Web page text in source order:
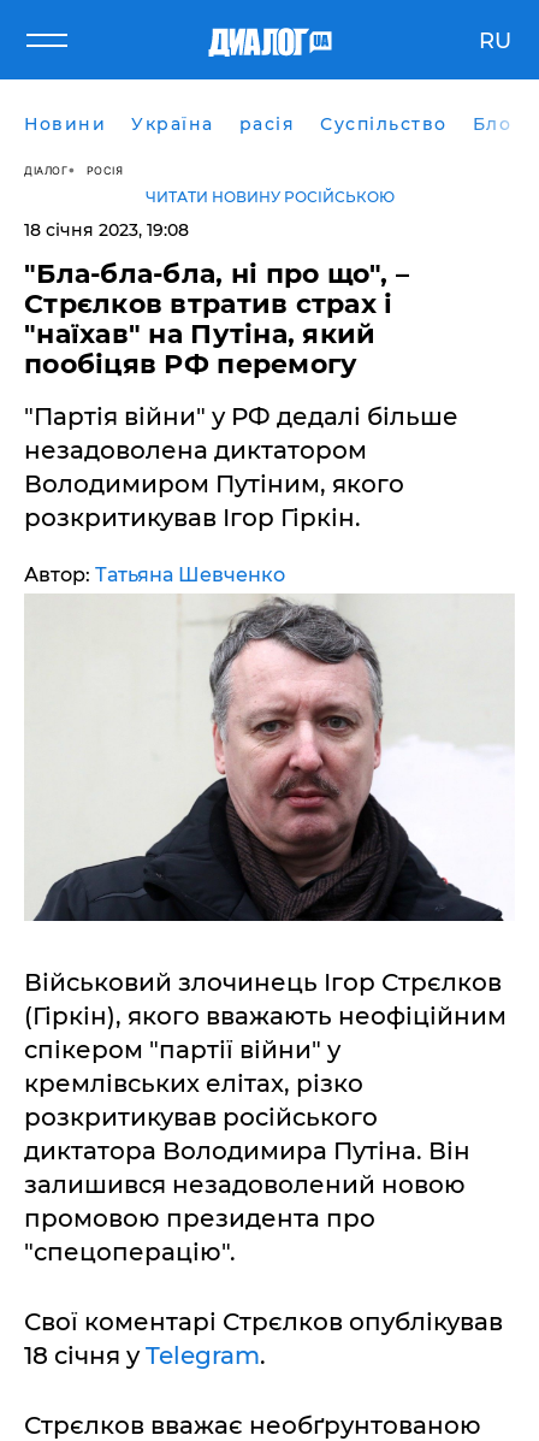
RU
Новини Україна расія Суспільство Блоги
ДІАЛОГ РОСІЯ
ЧИТАТИ НОВИНУ РОСІЙСЬКОЮ
18 січня 2023, 19:08
"Бла-бла-бла, ні про що", –
Стрєлков втратив страх і
"наїхав" на Путіна, який
пообіцяв РФ перемогу
"Партія війни" у РФ дедалі більше
незадоволена диктатором
Володимиром Путіним, якого
розкритикував Ігор Гіркін.
Автор: Татьяна Шевченко
Військовий злочинець Ігор Стрєлков
(Гіркін), якого вважають неофіційним
спікером "партії війни" у
кремлівських елітах, різко
розкритикував російського
диктатора Володимира Путіна. Він
залишився незадоволений новою
промовою президента про
"спецоперацію".
Свої коментарі Стрєлков опублікував
18 січня уTelegram.
Стрєлков вважає необґрунтованою